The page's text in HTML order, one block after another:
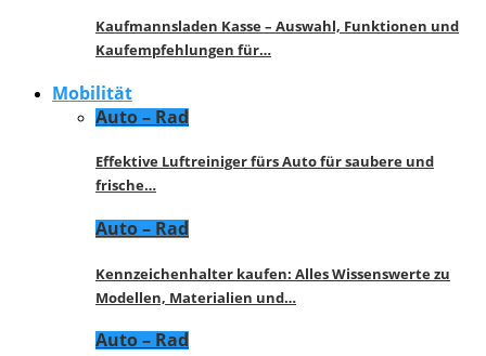
Kaufmannsladen Kasse – Auswahl, Funktionen und
Kaufempfehlungen für…
Mobilität
Auto – Rad
Effektive Luftreiniger fürs Auto für saubere und
frische…
Auto – Rad
Kennzeichenhalter kaufen: Alles Wissenswerte zu
Modellen, Materialien und…
Auto – Rad